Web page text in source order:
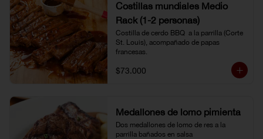
Costillas mundiales Medio
Rack (1-2 personas)
Costilla de cerdo BBQ  a la parrilla (Corte
St. Louis), acompañado de papas
francesas.
$73.000
Medallones de lomo pimienta
Dos medallones de lomo de res a la
parrilla bañados en salsa